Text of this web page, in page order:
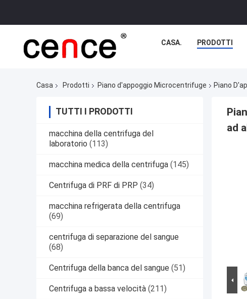
CASA. PRODOTTI
Casa Prodotti Piano d'appoggio Microcentrifuge Piano
TUTTI I PRODOTTI
macchina della centrifuga del
laboratorio (113)
macchina medica della centrifuga (145)
Centrifuga di PRF di PRP (34)
macchina refrigerata della centrifuga
(69)
centrifuga di separazione del sangue
(68)
Centrifuga della banca del sangue (51)
Centrifuga a bassa velocità (211)
ad